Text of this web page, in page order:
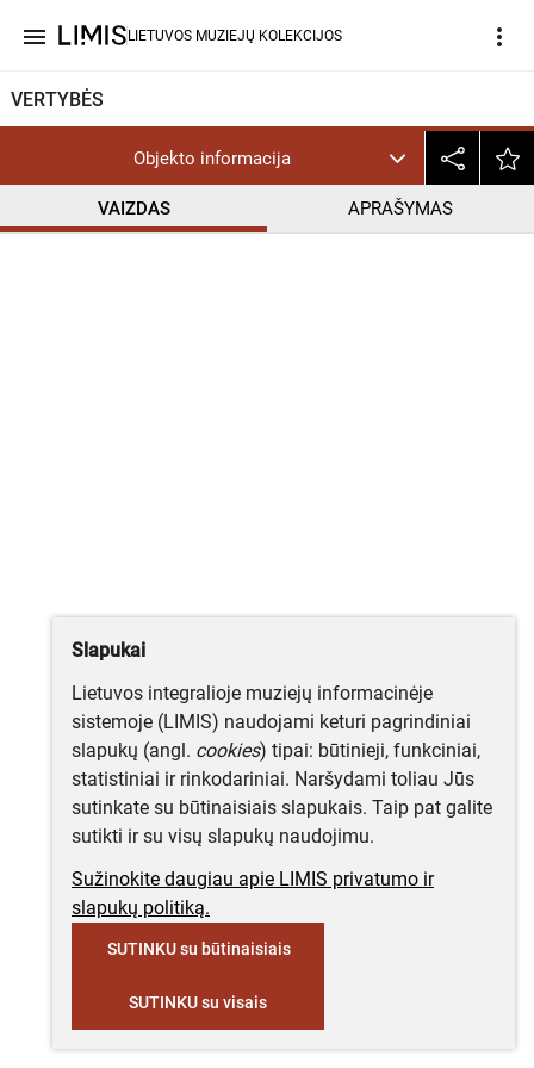
menu LIETUVOS MUZIEJŲ KOLEKCIJOS more_vert
VERTYBĖS
Objekto informacija
VAIZDAS APRAŠYMAS
Slapukai
Lietuvos integralioje muziejų informacinėje
sistemoje (LIMIS) naudojami keturi pagrindiniai
slapukų (angl. cookies) tipai: būtinieji, funkciniai,
statistiniai ir rinkodariniai. Naršydami toliau Jūs
sutinkate su būtinaisiais slapukais. Taip pat galite
sutikti ir su visų slapukų naudojimu.
Sužinokite daugiau apie LIMIS privatumo ir
slapukų politiką.
SUTINKU su būtinaisiais
SUTINKU su visais